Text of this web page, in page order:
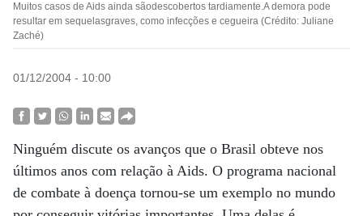
Muitos casos de Aids ainda sãodescobertos tardiamente.A demora pode
resultar em sequelasgraves, como infecções e cegueira (Crédito: Juliane
Zaché)
01/12/2004 - 10:00
Ninguém discute os avanços que o Brasil obteve nos
últimos anos com relação à Aids. O programa nacional
de combate à doença tornou-se um exemplo no mundo